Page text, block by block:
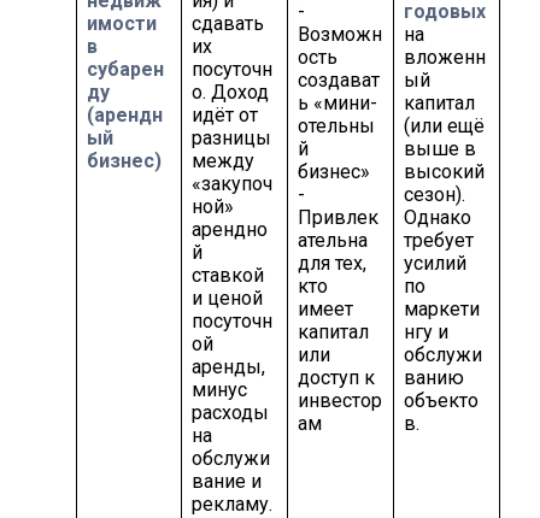
имости
в
субарен
ду
(арендн
ый
бизнес)
сдавать
их
посуточн
о. Доход
идёт от
разницы
между
«закупоч
ной»
арендно
й
ставкой
и ценой
посуточн
ой
аренды,
минус
расходы
на
обслужи
вание и
рекламу.
-
Возможн
ость
создават
ь «мини-
отельны
й
бизнес»
-
Привлек
ательна
для тех,
кто
имеет
капитал
или
доступ к
инвестор
ам
годовых
на
вложенн
ый
капитал
(или ещё
выше в
высокий
сезон).
Однако
требует
усилий
по
маркети
нгу и
обслужи
ванию
объекто
в.